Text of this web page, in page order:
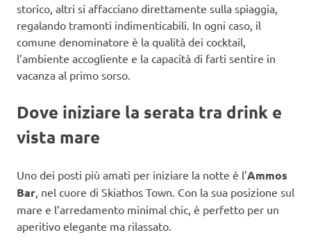
storico, altri si affacciano direttamente sulla spiaggia,
regalando tramonti indimenticabili. In ogni caso, il
comune denominatore è la qualità dei cocktail,
l’ambiente accogliente e la capacità di farti sentire in
vacanza al primo sorso.
Dove iniziare la serata tra drink e
vista mare
Uno dei posti più amati per iniziare la notte è l’Ammos
Bar , nel cuore di Skiathos Town. Con la sua posizione sul
mare e l’arredamento minimal chic, è perfetto per un
aperitivo elegante ma rilassato.